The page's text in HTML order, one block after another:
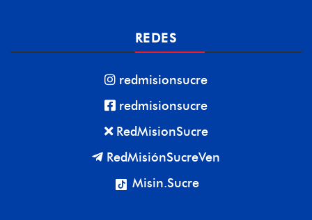
REDES
redmisionsucre
redmisionsucre
RedMisionSucre
RedMisiónSucreVen
Misin.Sucre